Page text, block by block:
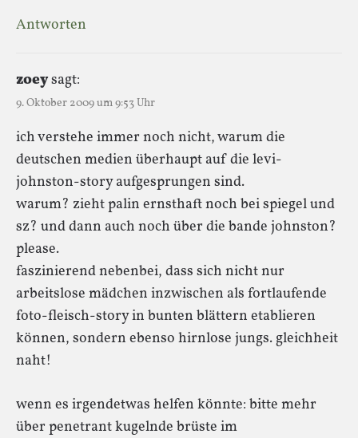
Antworten
zoeysagt:
9. Oktober 2009 um 9:53 Uhr
ich verstehe immer noch nicht, warum die
deutschen medien überhaupt auf die levi-
johnston-story aufgesprungen sind.
warum? zieht palin ernsthaft noch bei spiegel und
sz? und dann auch noch über die bande johnston?
please.
faszinierend nebenbei, dass sich nicht nur
arbeitslose mädchen inzwischen als fortlaufende
foto-fleisch-story in bunten blättern etablieren
können, sondern ebenso hirnlose jungs. gleichheit
naht!
wenn es irgendetwas helfen könnte: bitte mehr
über penetrant kugelnde brüste im